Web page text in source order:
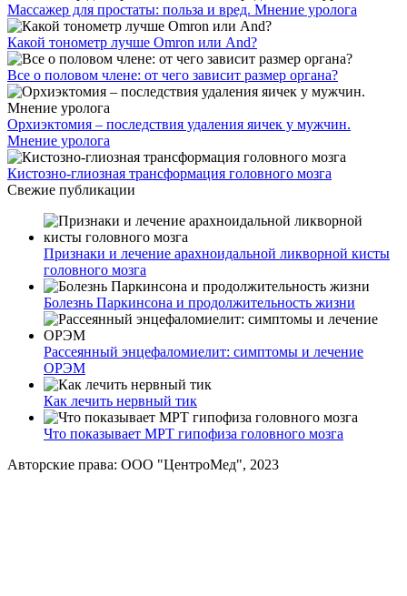
Массажер для простаты: польза и вред. Мнение уролога
Какой тонометр лучше Omron или And?
Все о половом члене: от чего зависит размер органа?
Орхиэктомия – последствия удаления яичек у мужчин.
Мнение уролога
Кистозно-глиозная трансформация головного мозга
Свежие публикации
Признаки и лечение арахноидальной ликворной кисты
головного мозга
Болезнь Паркинсона и продолжительность жизни
Рассеянный энцефаломиелит: симптомы и лечение
ОРЭМ
Как лечить нервный тик
Что показывает МРТ гипофиза головного мозга
Авторские права: ООО "ЦентроМед", 2023